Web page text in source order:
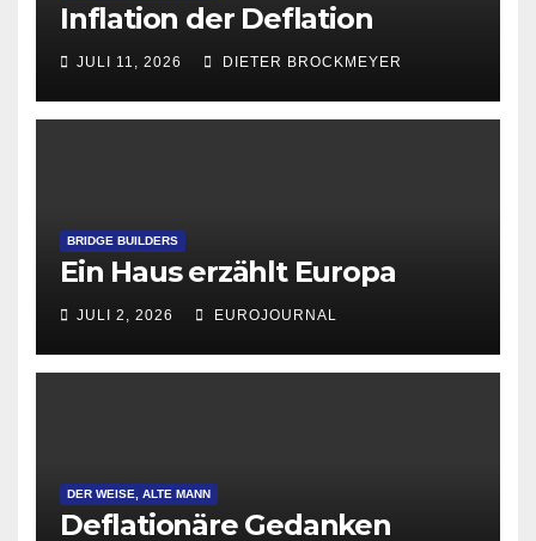
Inflation der Deflation
JULI 11, 2026 DIETER BROCKMEYER
BRIDGE BUILDERS
Ein Haus erzählt Europa
JULI 2, 2026 EUROJOURNAL
DER WEISE, ALTE MANN
Deflationäre Gedanken